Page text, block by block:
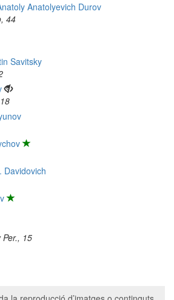
Anatolyevich Durov
44
Savitsky
Davidovich
15